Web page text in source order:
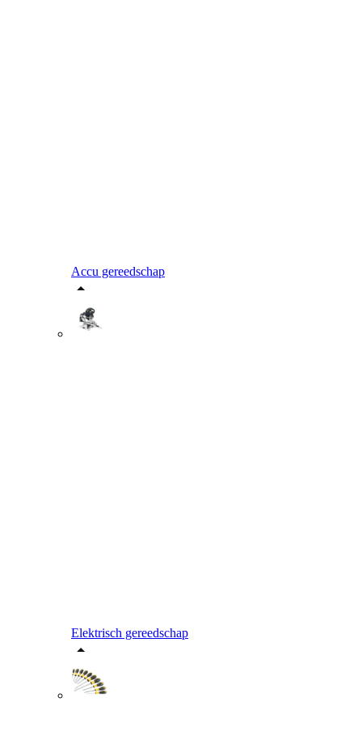
Accu gereedschap
Elektrisch gereedschap